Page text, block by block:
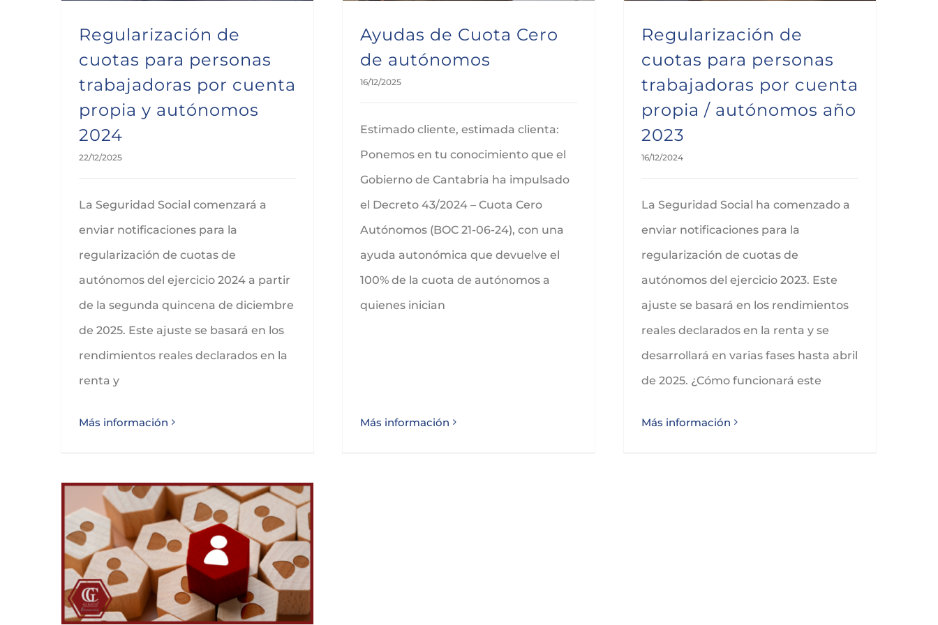
Regularización de
cuotas para personas
trabajadoras por cuenta
propia y autónomos
2024
22/12/2025
La Seguridad Social comenzará a
enviar notificaciones para la
regularización de cuotas de
autónomos del ejercicio 2024 a partir
de la segunda quincena de diciembre
de 2025. Este ajuste se basará en los
rendimientos reales declarados en la
renta y
Más información
Ayudas de Cuota Cero
de autónomos
16/12/2025
Estimado cliente, estimada clienta:
Ponemos en tu conocimiento que el
Gobierno de Cantabria ha impulsado
el Decreto 43/2024 – Cuota Cero
Autónomos (BOC 21-06-24), con una
ayuda autonómica que devuelve el
100% de la cuota de autónomos a
quienes inician
Más información
Regularización de
cuotas para personas
trabajadoras por cuenta
propia / autónomos año
2023
16/12/2024
La Seguridad Social ha comenzado a
enviar notificaciones para la
regularización de cuotas de
autónomos del ejercicio 2023. Este
ajuste se basará en los rendimientos
reales declarados en la renta y se
desarrollará en varias fases hasta abril
de 2025. ¿Cómo funcionará este
Más información